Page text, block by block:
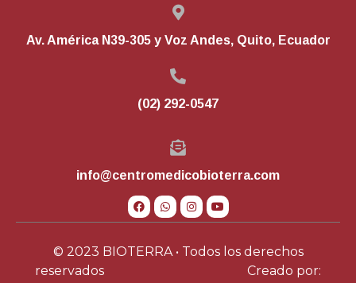
Av. América N39-305 y Voz Andes, Quito, Ecuador
(02) 292-0547
info@centromedicobioterra.com
© 2023 BIOTERRA • Todos los derechos
reservados Creado por: